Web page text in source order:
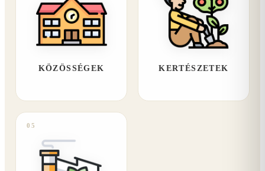
KÖZÖSSÉGEK KERTÉSZETEK
05